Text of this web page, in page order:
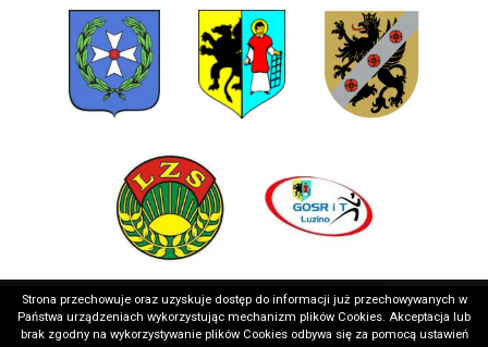
Copyright © 2026 Wejherowskie Stowarzyszenie Sportowe Realizacja: medializer.pl
Strona przechowuje oraz uzyskuje dostęp do informacji już przechowywanych w
Państwa urządzeniach wykorzystując mechanizm plików Cookies. Akceptacja lub
brak zgodny na wykorzystywanie plików Cookies odbywa się za pomocą ustawień